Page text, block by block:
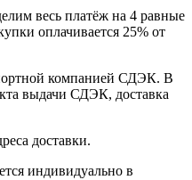
весь платёж на 4 равные
оплачивается 25% от
компанией СДЭК. В
выдачи СДЭК, доставка
доставки.
индивидуально в